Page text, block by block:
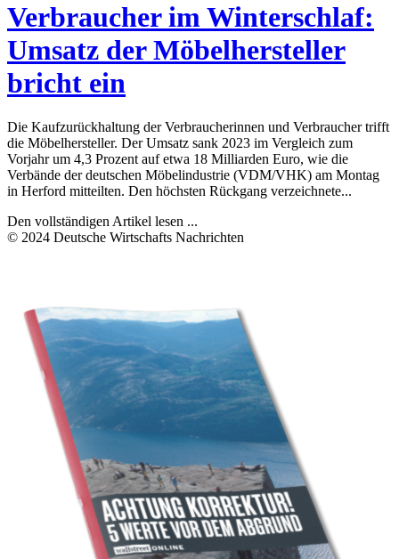
Verbraucher im Winterschlaf:
Umsatz der Möbelhersteller
bricht ein
Die Kaufzurückhaltung der Verbraucherinnen und Verbraucher trifft
die Möbelhersteller. Der Umsatz sank 2023 im Vergleich zum
Vorjahr um 4,3 Prozent auf etwa 18 Milliarden Euro, wie die
Verbände der deutschen Möbelindustrie (VDM/VHK) am Montag
in Herford mitteilten. Den höchsten Rückgang verzeichnete...
Den vollständigen Artikel lesen ...
© 2024 Deutsche Wirtschafts Nachrichten